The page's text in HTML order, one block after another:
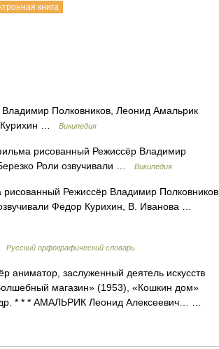
книга
Полковников, Леонид Амальрик
Курихин …
Википедия
рисованный Режиссёр Владимир
Роли озвучивали …
Википедия
Режиссёр Владимир Полковников,
Федор Курихин, В. Иванова …
Русский орфографический словарь
аниматор, заслуженный деятель искусств
магазин» (1953), «Кошкин дом»
* * * АМАЛЬРИК Леонид Алексеевич… …